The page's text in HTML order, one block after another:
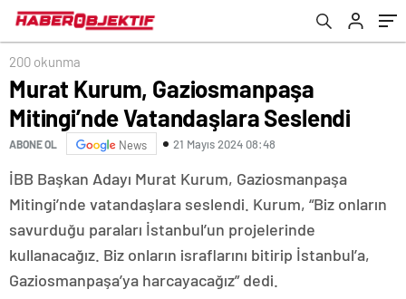
200 okunma
Murat Kurum, Gaziosmanpaşa
Mitingi’nde Vatandaşlara Seslendi
ABONE OL News 21 Mayıs 2024 08:48
İBB Başkan Adayı Murat Kurum, Gaziosmanpaşa
Mitingi’nde vatandaşlara seslendi. Kurum, “Biz onların
savurduğu paraları İstanbul’un projelerinde
kullanacağız. Biz onların israflarını bitirip İstanbul’a,
Gaziosmanpaşa’ya harcayacağız” dedi.